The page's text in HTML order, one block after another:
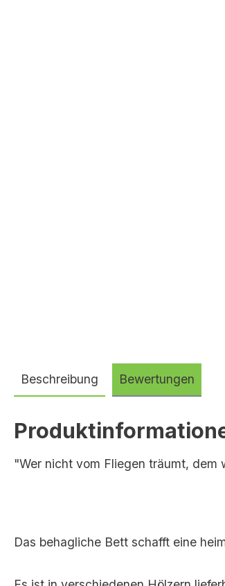
Beschreibung Bewertungen
"Wer nicht vom Fliegen träumt, dem
Das behagliche Bett schafft eine